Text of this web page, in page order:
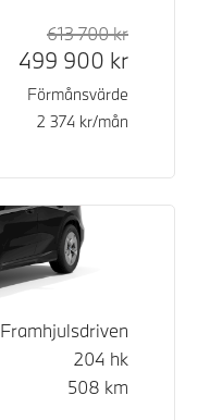
Rek. ord
613 700kr
499 900 kr
Förmånsvärde
2 374 kr/mån
Framhjulsdriven
204 hk
508 km